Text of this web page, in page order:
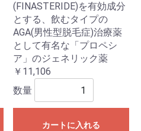
(FINASTERIDE)を有効成分
とする、飲むタイプの
AGA(男性型脱毛症)治療薬
として有名な「プロペシ
ア」のジェネリック薬
￥11,106
数量
カートに入れる